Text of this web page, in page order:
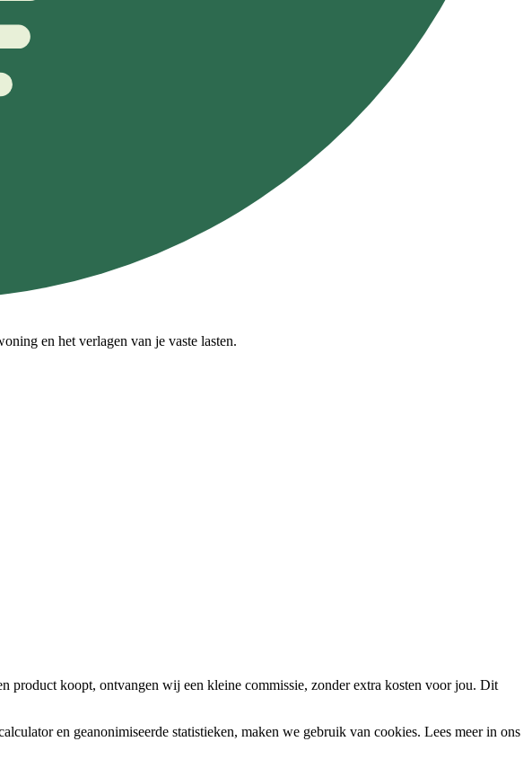
en het verlagen van je vaste lasten.
product koopt, ontvangen wij een kleine commissie, zonder extra kosten voor jou. Dit
en geanonimiseerde statistieken, maken we gebruik van cookies. Lees meer in ons